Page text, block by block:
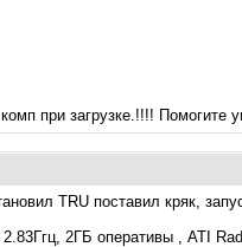
при загрузке.!!!! Помогите
TRU поставил кряк,
2ГБ оперативы , ATI